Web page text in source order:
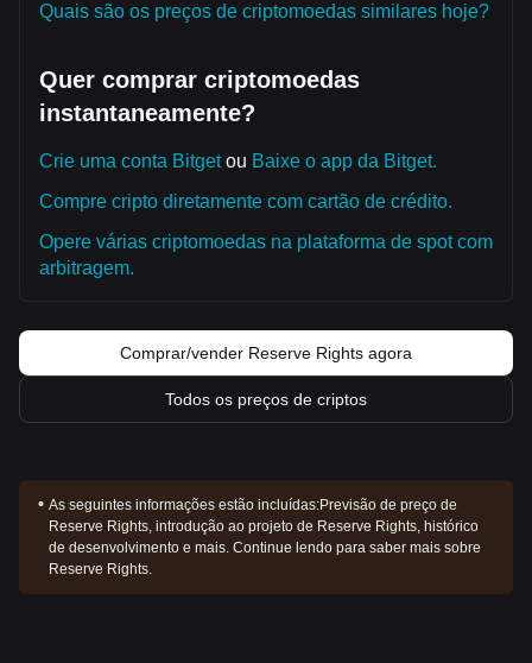
Quais são os preços de criptomoedas similares hoje?
Quer comprar criptomoedas
instantaneamente?
Crie uma conta Bitgetou Baixe o app da Bitget.
Compre cripto diretamente com cartão de crédito.
Opere várias criptomoedas na plataforma de spot com
arbitragem.
Comprar/vender Reserve Rights agora
Todos os preços de criptos
As seguintes informações estão incluídas:Previsão de preço de
Reserve Rights, introdução ao projeto de Reserve Rights, histórico
de desenvolvimento e mais. Continue lendo para saber mais sobre
Reserve Rights.